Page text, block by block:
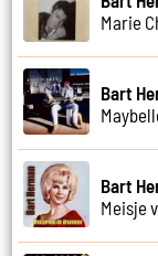
Marie
Bart
Bart
Meisje